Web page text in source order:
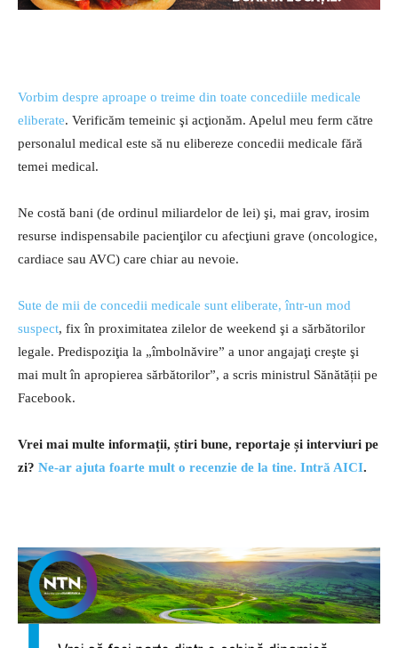
Vorbim despre aproape o treime din toate concediile medicale
eliberate. Verificăm temeinic şi acţionăm. Apelul meu ferm către
personalul medical este să nu elibereze concedii medicale fără
temei medical.
Ne costă bani (de ordinul miliardelor de lei) şi, mai grav, irosim
resurse indispensabile pacienţilor cu afecţiuni grave (oncologice,
cardiace sau AVC) care chiar au nevoie.
Sute de mii de concedii medicale sunt eliberate, într-un mod
suspect, fix în proximitatea zilelor de weekend şi a sărbătorilor
legale. Predispoziţia la „îmbolnăvire” a unor angajaţi creşte şi
mai mult în apropierea sărbătorilor”, a scris ministrul Sănătății pe
Facebook.
Vrei mai multe informații, știri bune, reportaje și interviuri pe
zi? Ne-ar ajuta foarte mult o recenzie de la tine. Intră AICI.